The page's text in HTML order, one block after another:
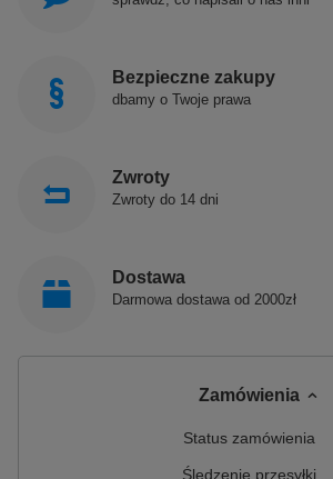
Bezpieczne zakupy
dbamy o Twoje prawa
Zwroty
Zwroty do 14 dni
Dostawa
Darmowa dostawa od 2000zł
Zamówienia
Status zamówienia
Śledzenie przesyłki